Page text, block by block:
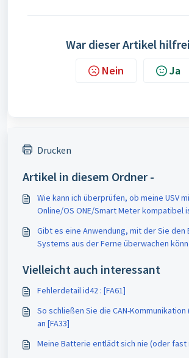
War dieser Artikel
Nein Ja
Drucken
Artikel in diesem Ordner -
Wie kann ich überprüfen, ob meine USV
Online/OS ONE/Smart Meter kompatibel
Gibt es eine Anwendung, mit der Sie den
Systems aus der Ferne überwachen
Vielleicht auch interessant
Fehlerdetail id42 : [FA61]
So schließen Sie die CAN-
an [FA33]
Meine Batterie entlädt sich nie (oder fast